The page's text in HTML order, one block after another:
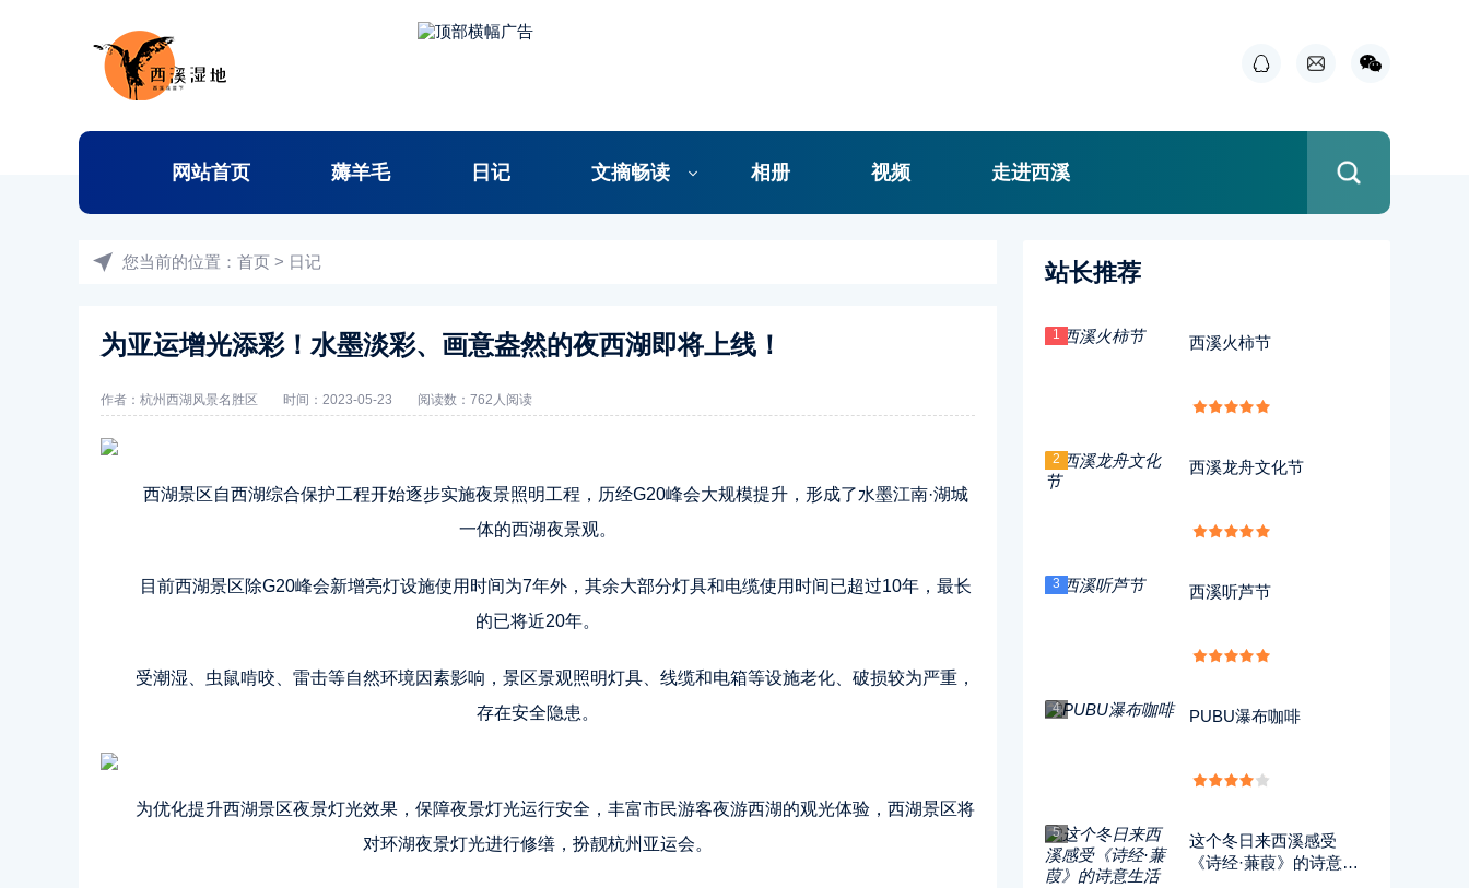
网站首页 薅羊毛 日记 文摘畅读 相册 视频 走进西溪
您当前的位置： 首页 > 日记
为亚运增光添彩！水墨淡彩、画意盎然的夜西湖即将上线！
作者： 杭州西湖风景名胜区 时间：2023-05-23 阅读数： 762人阅读
西湖景区自西湖综合保护工程开始逐步实施夜景照明工程，历经G20峰会大规模提升，形成了水墨江南·湖城
一体的西湖夜景观。
目前西湖景区除G20峰会新增亮灯设施使用时间为7年外，其余大部分灯具和电缆使用时间已超过10年，最长
的已将近20年。
受潮湿、虫鼠啃咬、雷击等自然环境因素影响，景区景观照明灯具、线缆和电箱等设施老化、破损较为严重，
存在安全隐患。
为优化提升西湖景区夜景灯光效果，保障夜景灯光运行安全，丰富市民游客夜游西湖的观光体验，西湖景区将
对环湖夜景灯光进行修缮，扮靓杭州亚运会。
站长推荐
1 西溪火柿节
2 西溪龙舟文化节
3 西溪听芦节
4 PUBU瀑布咖啡
5
这个冬日来西溪感受
《诗经·蒹葭》的诗意生